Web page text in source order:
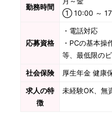
勤務時間
① 10:00 ～
応募資格
・電話対応
・PCの基本操
等、最低限の
社会保険 厚生年金 健康
求人の特
徴
未経験OK、無